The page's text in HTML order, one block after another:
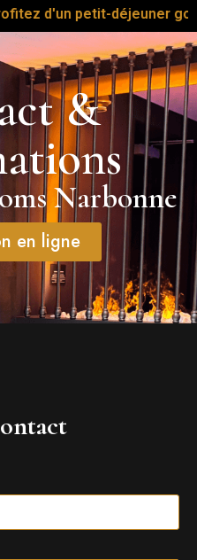
gourmand offert
&
Narbonne
en ligne